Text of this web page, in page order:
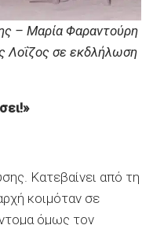
– Μαρία Φαραντούρη
Λοΐζος σε εκδλήλωση
Κατεβαίνει από τη
κοιμόταν σε
όμως τον